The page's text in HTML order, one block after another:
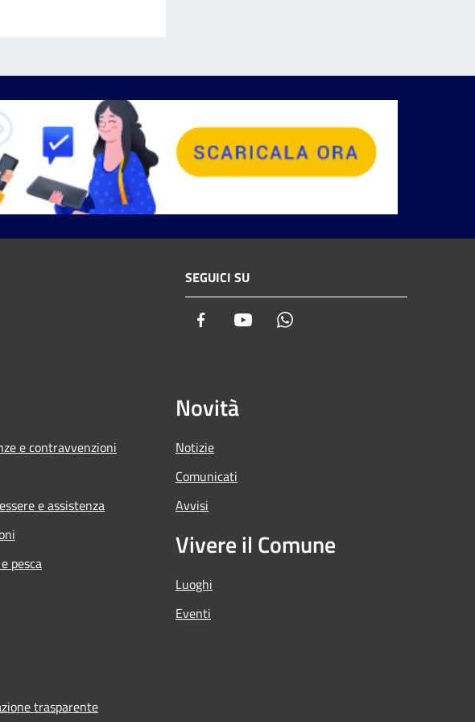
SEGUICI SU
Facebook Youtube
e contravvenzioni
e assistenza
pesca
Novità
Notizie
Comunicati
Avvisi
Vivere il Comune
Luoghi
Eventi
trasparente